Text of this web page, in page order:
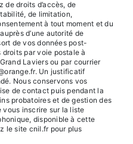
de droits d’accès, de
de limitation,
à tout moment et du
d’une autorité de
de vos données post-
droits par voie postale à
Laviers ou par courrier
Un justificatif
Nous conservons vos
de contact puis pendant la
probatoires et de gestion des
vous inscrire sur la liste
disponible à cette
le site cnil.fr pour plus